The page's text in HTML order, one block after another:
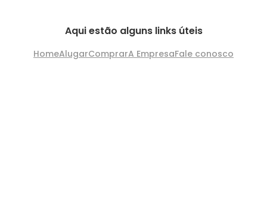
Aqui estão alguns links úteis
HomeAlugarComprarA EmpresaFale conosco